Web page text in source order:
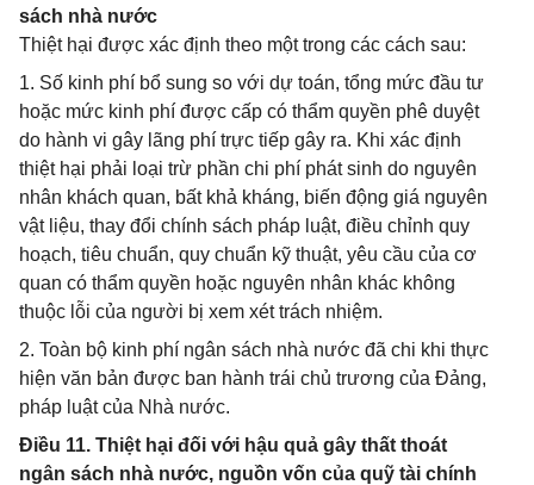
sách nhà nước
Thiệt hại được xác định theo một trong các cách sau:
1. Số kinh phí bổ sung so với dự toán, tổng mức đầu tư
hoặc mức kinh phí được cấp có thẩm quyền phê duyệt
do hành vi gây lãng phí trực tiếp gây ra. Khi xác định
thiệt hại phải loại trừ phần chi phí phát sinh do nguyên
nhân khách quan, bất khả kháng, biến động giá nguyên
vật liệu, thay đổi chính sách pháp luật, điều chỉnh quy
hoạch, tiêu chuẩn, quy chuẩn kỹ thuật, yêu cầu của cơ
quan có thẩm quyền hoặc nguyên nhân khác không
thuộc lỗi của người bị xem xét trách nhiệm.
2. Toàn bộ kinh phí ngân sách nhà nước đã chi khi thực
hiện văn bản được ban hành trái chủ trương của Đảng,
pháp luật của Nhà nước.
Điều 11. Thiệt hại đối với hậu quả gây thất thoát
ngân sách nhà nước, nguồn vốn của quỹ tài chính